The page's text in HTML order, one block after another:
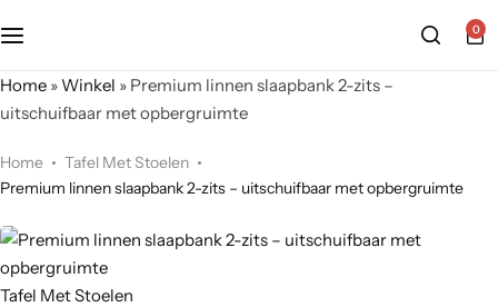
0
Home »Winkel » Premium linnen slaapbank 2-zits –
uitschuifbaar met opbergruimte
Home
Tafel Met Stoelen
Premium linnen slaapbank 2-zits – uitschuifbaar met opbergruimte
Tafel Met Stoelen